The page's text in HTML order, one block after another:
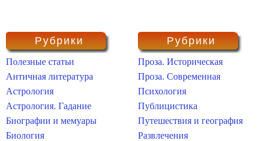
Рубрики
Полезные статьи
Античная литература
Астрология
Астрология. Гадание
Биографии и мемуары
Биология
Рубрики
Проза. Историческая
Проза. Современная
Психология
Публицистика
Путешествия и география
Развлечения